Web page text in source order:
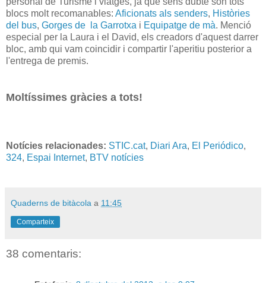
blocs molt recomanables: Aficionats als senders, Històries
del bus, Gorges de la Garrotxa i Equipatge de mà. Menció
especial per la Laura i el David, els creadors d'aquest darrer
bloc, amb qui vam coincidir i compartir l'aperitiu posterior a
l'entrega de premis.
Moltíssimes gràcies a tots!
Notícies relacionades: STIC.cat, Diari Ara, El Periódico,
324, Espai Internet, BTV notícies
Quaderns de bitàcola a 11:45
Comparteix
38 comentaris: